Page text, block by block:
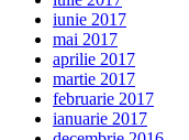
iunie 2017
mai 2017
aprilie 2017
martie 2017
februarie 2017
ianuarie 2017